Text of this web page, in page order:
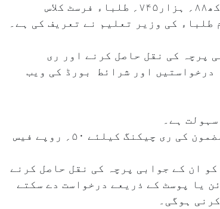
اسکولوں نے۱۰۰؍ فیصد نتائج حاصل کیے ہیں۔ ریگولر طلباء میں سے۴؍ لاکھ۸۸؍ ہزار۷۴۵؍ طلباء فرسٹ کلاس
پرچہ کی نقل حاصل کرنے اور ری
درخواستیں اور شرائط بورڈ کی ویب
ہے۔
ری چیکنگ کیلئے:۱۴؍ مئی تا۲۸؍مئی آن لائن درخواست کی جاسکتی ہے ۔ فی مضمون کی ری چیکنگ کیلئے ۵۰؍ روپے فیس
ان کے جوابی پرچہ کی نقل حاصل کرنے
تا۲۸؍ مئی آن لائن /آف لائن یا پوسٹ کے ذریعے درخواست دے سکتے